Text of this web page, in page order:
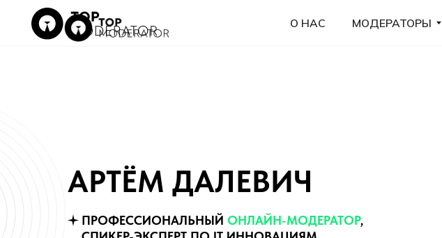
О НАС МОДЕРАТОРЫ А ЕЩЁ
АРТЁМ ДАЛЕВИЧ
ПРОФЕССИОНАЛЬНЫЙ ОНЛАЙН-МОДЕРАТОР,